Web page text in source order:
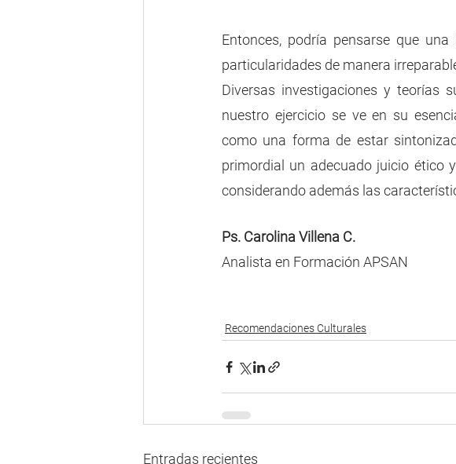
Entonces, podría pensarse que
particularidades de manera
Diversas investigaciones y teorías
nuestro ejercicio se ve en su
como una forma de estar
primordial un adecuado juicio ético
considerando además las
Ps. Carolina Villena C.
Analista en Formación APSAN
Recomendaciones Culturales
Entradas recientes